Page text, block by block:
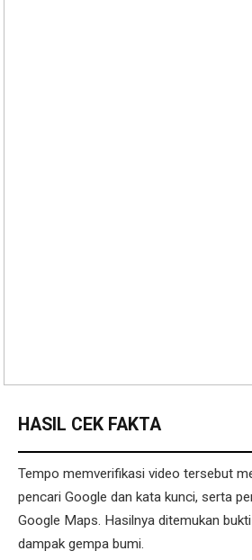
HASIL CEK FAKTA
Tempo memverifikasi video tersebut
pencari Google dan kata kunci, serta
Google Maps. Hasilnya ditemukan
dampak gempa bumi.